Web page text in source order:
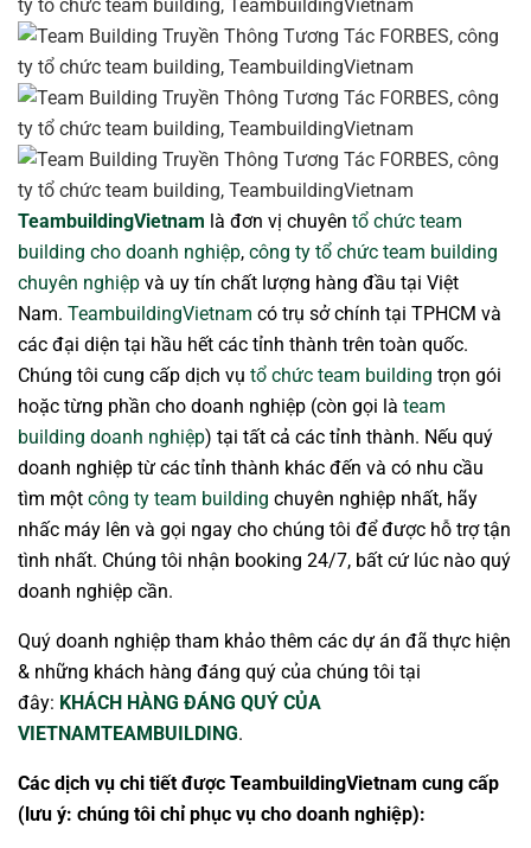
TeambuildingVietnam là đơn vị chuyên tổ chức team
building cho doanh nghiệp, công ty tổ chức team building
chuyên nghiệp và uy tín chất lượng hàng đầu tại Việt
Nam. TeambuildingVietnam có trụ sở chính tại TPHCM và
các đại diện tại hầu hết các tỉnh thành trên toàn quốc.
Chúng tôi cung cấp dịch vụ tổ chức team building trọn gói
hoặc từng phần cho doanh nghiệp (còn gọi là team
building doanh nghiệp) tại tất cả các tỉnh thành. Nếu quý
doanh nghiệp từ các tỉnh thành khác đến và có nhu cầu
tìm một công ty team building chuyên nghiệp nhất, hãy
nhấc máy lên và gọi ngay cho chúng tôi để được hỗ trợ tận
tình nhất. Chúng tôi nhận booking 24/7, bất cứ lúc nào quý
doanh nghiệp cần.
Quý doanh nghiệp tham khảo thêm các dự án đã thực hiện
& những khách hàng đáng quý của chúng tôi tại
đây: KHÁCH HÀNG ĐÁNG QUÝ CỦA
VIETNAMTEAMBUILDING.
Các dịch vụ chi tiết được TeambuildingVietnam cung cấp
(lưu ý: chúng tôi chỉ phục vụ cho doanh nghiệp):